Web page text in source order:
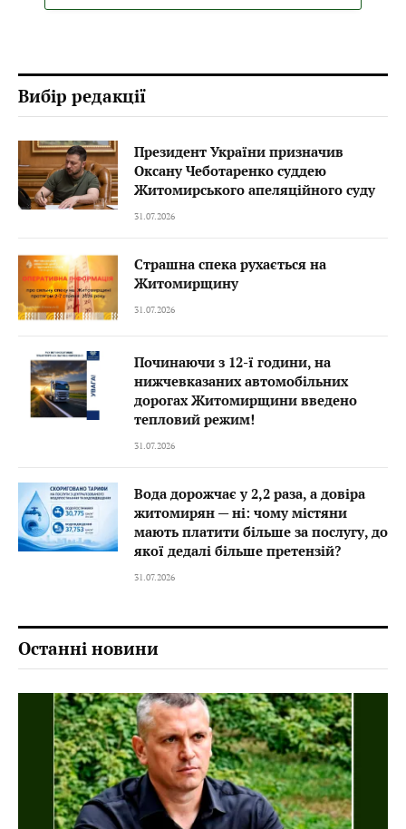
Вибір редакції
Президент України призначив
Оксану Чеботаренко суддею
Житомирського апеляційного суду
31.07.2026
Страшна спека рухається на
Житомирщину
31.07.2026
Починаючи з 12-ї години, на
нижчевказаних автомобільних
дорогах Житомирщини введено
тепловий режим!
31.07.2026
Вода дорожчає у 2,2 раза, а довіра
житомирян — ні: чому містяни
мають платити більше за послугу, до
якої дедалі більше претензій?
31.07.2026
Останні новини